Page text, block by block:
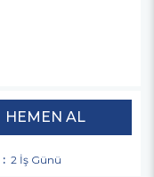
: 2 İş Günü